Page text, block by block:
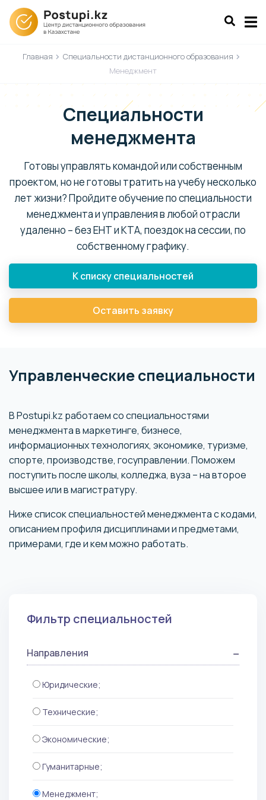
Главная
Специальности дистанционного образования
Менеджмент
Специальности
менеджмента
Готовы управлять командой или собственным
проектом, но не готовы тратить на учебу несколько
лет жизни? Пройдите обучение по специальности
менеджмента и управления в любой отрасли
удаленно – без ЕНТ и КТА, поездок на сессии, по
собственному графику.
К списку специальностей
Оставить заявку
Управленческие специальности
В Postupi.kz работаем со специальностями
менеджмента в маркетинге, бизнесе,
информационных технологиях, экономике, туризме,
спорте, производстве, госуправлении. Поможем
поступить после школы, колледжа, вуза – на второе
высшее или в магистратуру.
Ниже список специальностей менеджмента с кодами,
описанием профиля дисциплинами и предметами,
примерами, где и кем можно работать.
Фильтр специальностей
Направления
Юридические;
Технические;
Экономические;
Гуманитарные;
Менеджмент;